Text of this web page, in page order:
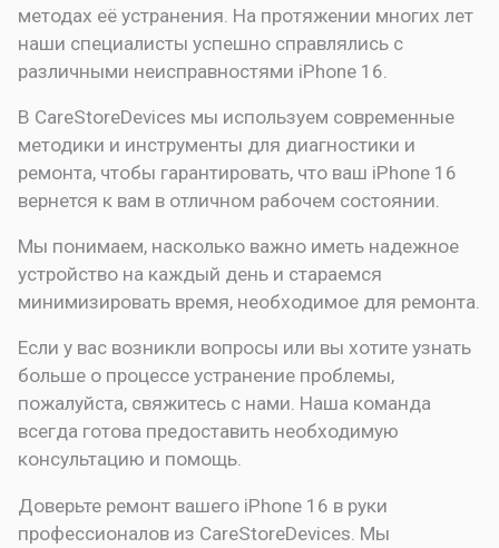
методах её устранения. На протяжении многих лет
наши специалисты успешно справлялись с
различными неисправностями iPhone 16.
В CareStoreDevices мы используем современные
методики и инструменты для диагностики и
ремонта, чтобы гарантировать, что ваш iPhone 16
вернется к вам в отличном рабочем состоянии.
Мы понимаем, насколько важно иметь надежное
устройство на каждый день и стараемся
минимизировать время, необходимое для ремонта.
Если у вас возникли вопросы или вы хотите узнать
больше о процессе устранение проблемы,
пожалуйста, свяжитесь с нами. Наша команда
всегда готова предоставить необходимую
консультацию и помощь.
Доверьте ремонт вашего iPhone 16 в руки
профессионалов из CareStoreDevices. Мы